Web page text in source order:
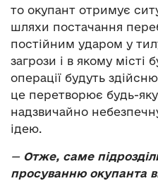
то окупант отримує
шляхи постачання
постійним ударом у
загрози і в якому місті
операції будуть
це перетворює будь-яку
надзвичайно
ідею.
— Отже, саме
просуванню окупанта